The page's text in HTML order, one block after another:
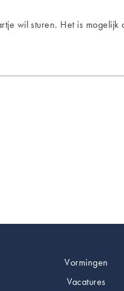
wil sturen. Het is
Vormingen
Vacatures